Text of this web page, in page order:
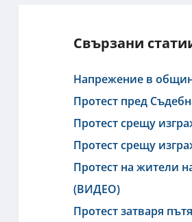
Свързани
Напрежение в
Протест пред
Протест срещу
Протест срещу
Протест на жители
(ВИДЕО)
Протест затваря